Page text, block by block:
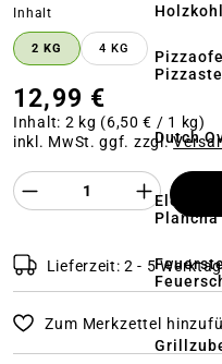
Dutch
Plancha
Inhalt
2 KG 4 KG
12,99 €
Inhalt: 2 kg (6,50 € / 1 kg)
inkl. MwSt. ggf. zzgl.
Produkt Anzahl
Lieferzeit: 2 - 5
Zum Merkzettel